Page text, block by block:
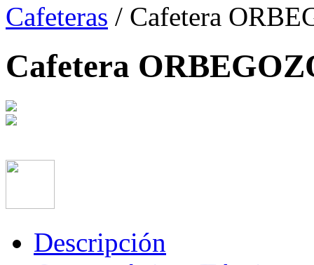
Cafeteras / Cafetera
Cafetera
Descripción